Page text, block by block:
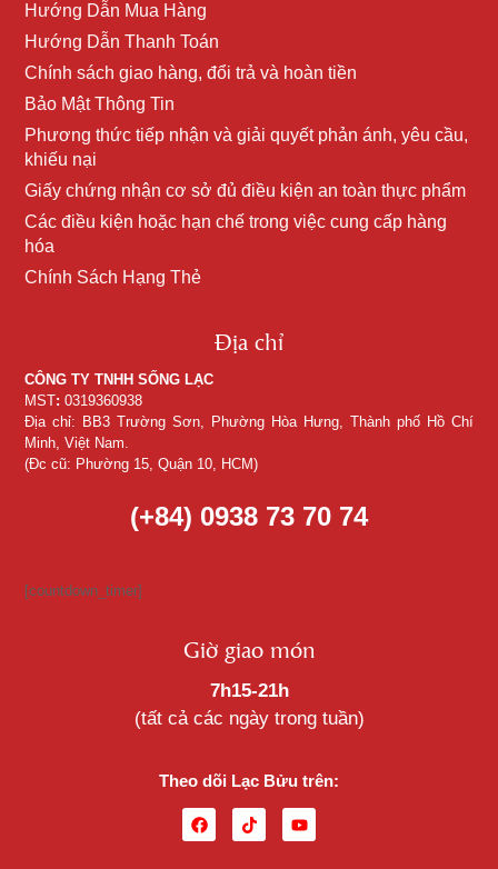
Hướng Dẫn Mua Hàng
Hướng Dẫn Thanh Toán
Chính sách giao hàng, đổi trả và hoàn tiền
Bảo Mật Thông Tin
Phương thức tiếp nhận và giải quyết phản ánh, yêu cầu,
khiếu nại
Giấy chứng nhận cơ sở đủ điều kiện an toàn thực phẩm
Các điều kiện hoặc hạn chế trong việc cung cấp hàng
hóa
Chính Sách Hạng Thẻ
Địa chỉ
CÔNG TY TNHH SỐNG LẠC
MST: 0319360938
Địa chỉ: BB3 Trường Sơn, Phường Hòa Hưng, Thành phố Hồ Chí
Minh, Việt Nam.
(Đc cũ: Phường 15, Quận 10, HCM)
(+84) 0938 73 70 74
[countdown_timer]
Giờ giao món
7h15-21h
(tất cả các ngày trong tuần)
Theo dõi Lạc Bửu trên: